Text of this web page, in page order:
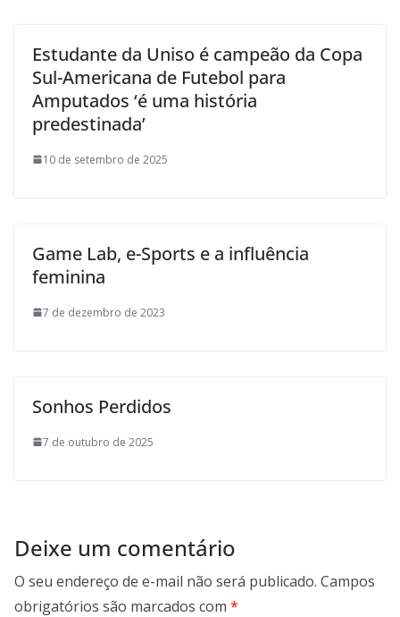
Estudante da Uniso é campeão da Copa
Sul-Americana de Futebol para
Amputados ‘é uma história
predestinada’
10 de setembro de 2025
Game Lab, e-Sports e a influência
feminina
7 de dezembro de 2023
Sonhos Perdidos
7 de outubro de 2025
Deixe um comentário
O seu endereço de e-mail não será publicado. Campos
obrigatórios são marcados com *